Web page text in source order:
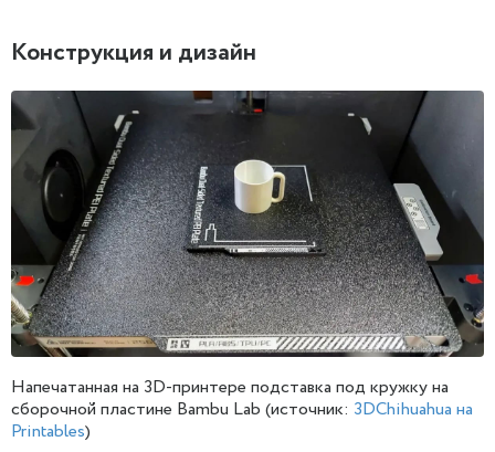
Конструкция и дизайн
Напечатанная на 3D-принтере подставка под кружку на
сборочной пластине Bambu Lab (источник: 3DChihuahua на
Printables)